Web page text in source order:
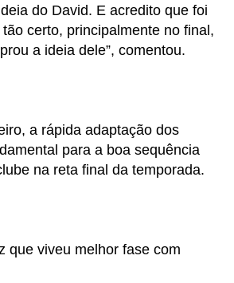
do David. E acredito que foi
certo, principalmente no final,
a ideia dele”, comentou.
a rápida adaptação dos
para a boa sequência
na reta final da temporada.
que viveu melhor fase com